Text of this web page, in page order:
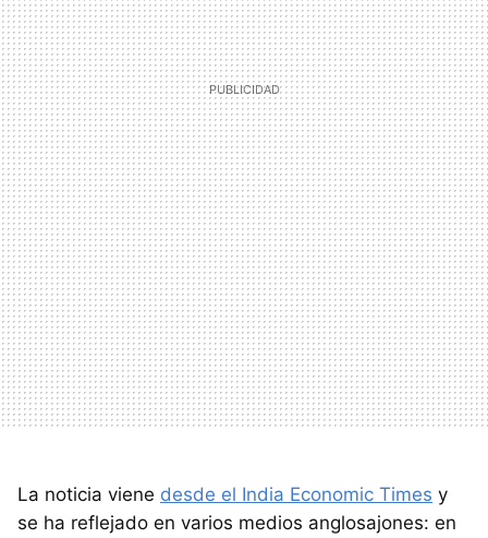
La noticia viene desde el India Economic Times y
se ha reflejado en varios medios anglosajones: en